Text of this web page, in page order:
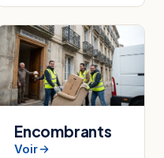
Encombrants
Voir